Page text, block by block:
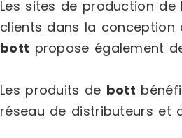
Les sites de production de
clients dans la conception
bott propose également
Les produits de bott
réseau de distributeurs et